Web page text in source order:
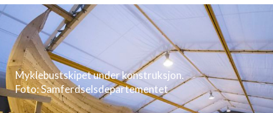
Myklebustskipet under konstruksjon.
Foto: Samferdselsdepartementet